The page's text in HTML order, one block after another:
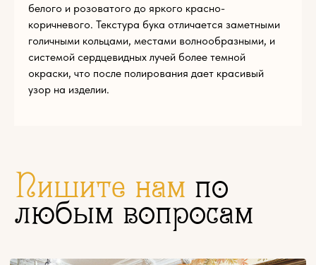
белого и розоватого до яркого красно-
коричневого. Текстура бука отличается заметными
голичными кольцами, местами волнообразными, и
системой сердцевидных лучей более темной
окраски, что после полирования дает красивый
узор на изделии.
Add files
ОТПРАВИТЬ
Нажимая на кнопку «Отправить», вы соглашаетесь с
© Эклектика-декор 2022
1794881@mail.ru
+7 (965) 179-48-81